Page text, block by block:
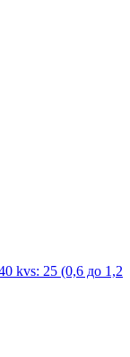
kvs: 25 (0,6 до 1,2